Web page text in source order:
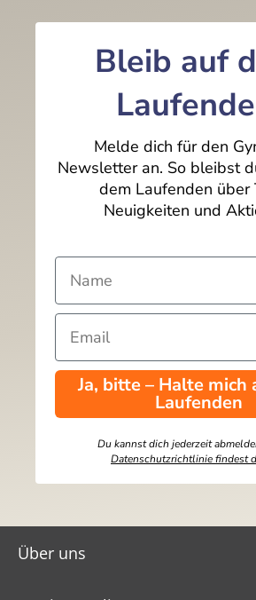
Bleib auf
Melde dich für den
Newsletter an. So bleibst
dem Laufenden über
Neuigkeiten und
Ja, bitte – Halte mich
Laufenden
Du kannst dich jederzeit
Datenschutzrichtlinie findest
Über uns